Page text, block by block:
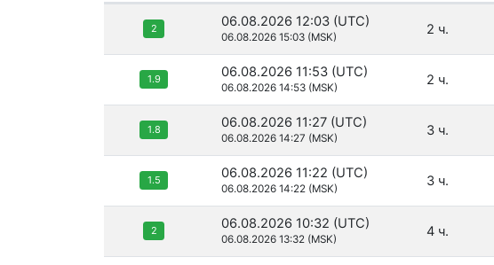
2 06.08.2026 12:03 (UTC)
06.08.2026 15:03 (MSK) 2 ч.
1.9 06.08.2026 11:53 (UTC)
06.08.2026 14:53 (MSK) 2 ч.
1.8 06.08.2026 11:27 (UTC)
06.08.2026 14:27 (MSK) 3 ч.
1.5 06.08.2026 11:22 (UTC)
06.08.2026 14:22 (MSK) 3 ч.
2 06.08.2026 10:32 (UTC)
06.08.2026 13:32 (MSK) 4 ч.